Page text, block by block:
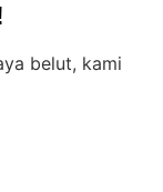
belut, kami